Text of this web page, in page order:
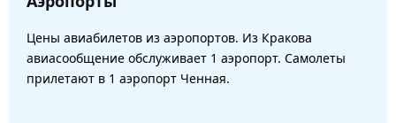
Цены авиабилетов из аэропортов. Из Кракова
авиасообщение обслуживает 1 аэропорт. Самолеты
прилетают в 1 аэропорт Ченная.